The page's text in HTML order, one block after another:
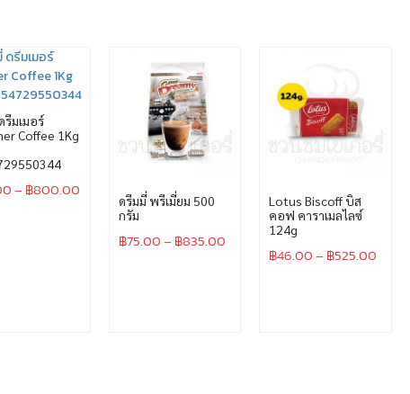
รีมเมอร์
Coffee 1Kg
– ฿800.00
ดรีมมี่ พรีเมี่ยม 500
กรัม
฿75.00– ฿835.00
Lotus Biscoff บิส
คอฟ คาราเมลไลซ์
124g
฿46.00– ฿525.00